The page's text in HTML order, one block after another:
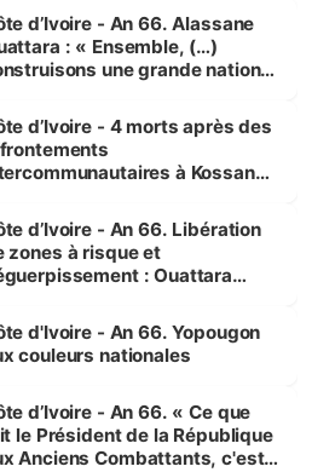
d’Ivoire - An 66. Alassane
: « Ensemble, (…)
une grande nation
futures »
d’Ivoire - 4 morts après des
à Kossandji
des sinistrés
d’Ivoire - An 66. Libération
zones à risque et
: Ouattara
de droit pour préserver les
humaines »
d'Ivoire - An 66. Yopougon
couleurs nationales
d’Ivoire - An 66. « Ce que
le Président de la République
Anciens Combattants, c'est